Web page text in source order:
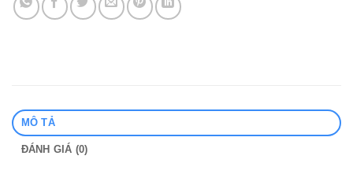
MÔ TẢ
ĐÁNH GIÁ (0)